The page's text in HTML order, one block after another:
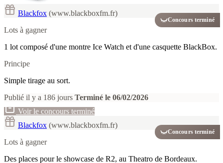
Concours terminé
Blackfox (www.blackboxfm.fr)
Lots à gagner
1 lot composé d'une montre Ice Watch et d'une casquette BlackBox.
Principe
Simple tirage au sort.
Publié il y a 186 jours Terminé le 06/02/2026
Voir le concours terminé
Concours terminé
Blackfox (www.blackboxfm.fr)
Lots à gagner
Des places pour le showcase de R2, au Theatro de Bordeaux.